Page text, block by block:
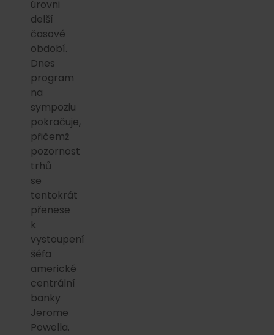
úrovni
delší
časové
období.
Dnes
program
na
sympoziu
pokračuje,
přičemž
pozornost
trhů
se
tentokrát
přenese
k
vystoupení
šéfa
americké
centrální
banky
Jerome
Powella.